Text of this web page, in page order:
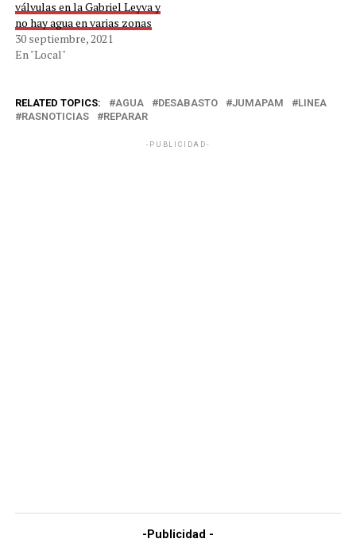
válvulas en la Gabriel Leyva y
no hay agua en varias zonas
30 septiembre, 2021
En "Local"
RELATED TOPICS: AGUA DESABASTO JUMAPAM
LINEA
RASNOTICIAS
REPARAR
-PUBLICIDAD-
-Publicidad -